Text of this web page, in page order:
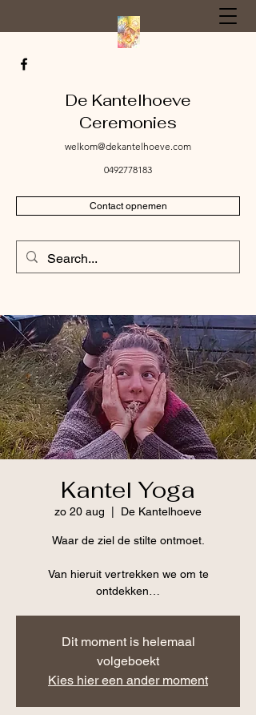
De Kantelhoeve
Ceremonies
welkom@dekantelhoeve.com
0492778183
Contact opnemen
Kantel Yoga
zo 20 aug De Kantelhoeve
Waar de ziel de stilte ontmoet.
Van hieruit vertrekken we om te
Dit moment is helemaal
volgeboekt
Kies hier een ander moment